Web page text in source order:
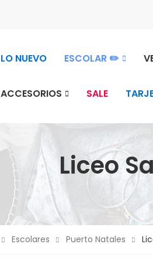
LO NUEVO ESCOLAR ✏️
ACCESORIOS SALE
Liceo
Escolares Puerto Natales